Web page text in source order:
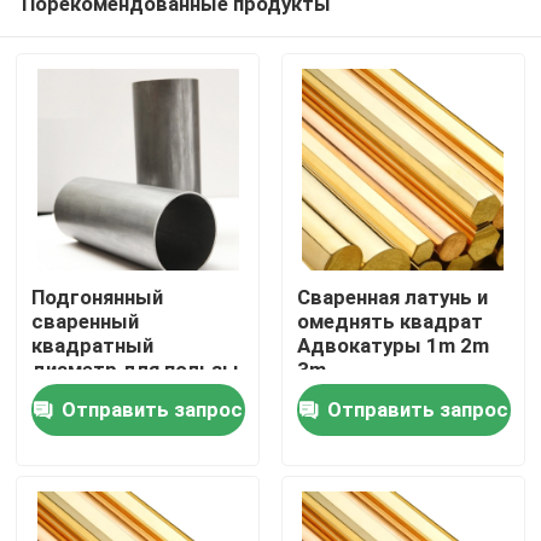
Дом
Ролики
Подгонянный
сваренный
квадратный
диаметр для пользы
B2B
Отправить запрос
Сваренная латунь и
омеднять квадрат
Адвокатуры 1m 2m
3m
Отправить запрос